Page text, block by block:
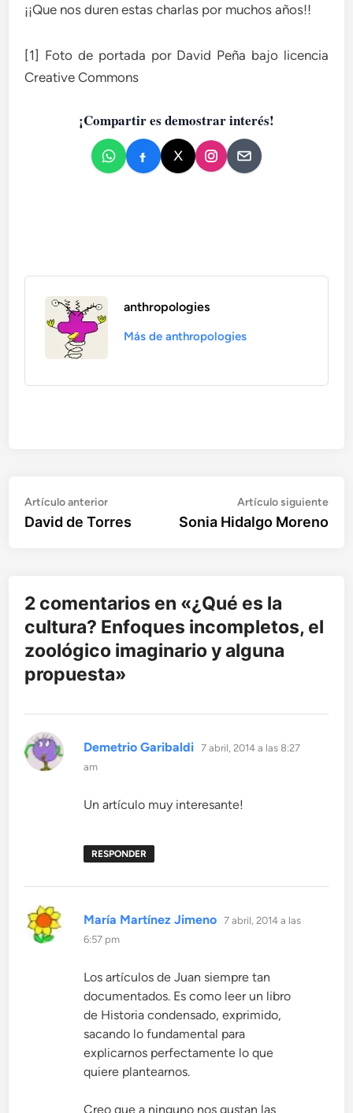
¡¡Que nos duren estas charlas por muchos años!!
[1] Foto de portada por David Peña bajo licencia
Creative Commons
¡Compartir es demostrar interés!
anthropologies
Más de anthropologies
Navegación
de
Artículo anteriorArtículo
anterior:
David de Torres
Artículo siguiente
Sonia Hidalgo Moreno
2 comentarios en «¿Qué es la
cultura? Enfoques incompletos, el
zoológico imaginario y alguna
propuesta»
Demetrio Garibaldi dice:
7 abril, 2014 a las 8:27
am
Un artículo muy interesante!
RESPONDER
María Martínez Jimeno dice:
7 abril, 2014 a las
6:57 pm
Los artículos de Juan siempre tan
documentados. Es como leer un libro
de Historia condensado, exprimido,
sacando lo fundamental para
explicarnos perfectamente lo que
quiere plantearnos.
Creo que a ninguno nos gustan las